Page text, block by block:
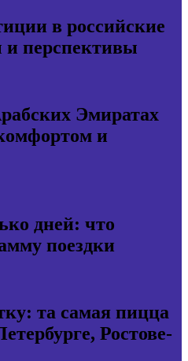
в российские
перспективы
Эмиратах
и
дней: что
поездки
та самая пицца
Ростове-